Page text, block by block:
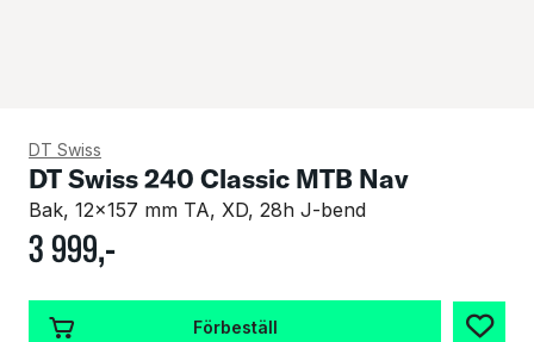
DT Swiss
DT Swiss 240 Classic MTB Nav
Bak, 12x157 mm TA, XD, 28h J-bend
3999,-
Förbeställ